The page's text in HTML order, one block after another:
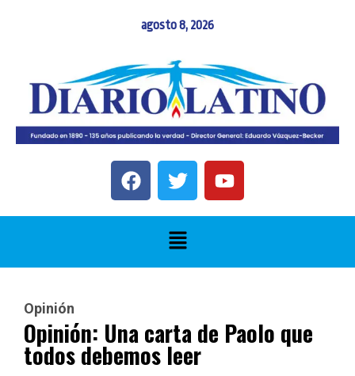
agosto 8, 2026
Opinión
Opinión: Una carta de Paolo que
todos debemos leer